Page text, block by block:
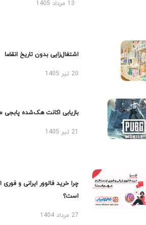
13 مرداد 1405
اشتغال‌زایی بدون تاریخ انقضا
20 تیر 1405
بازیابی اکانت هک‌شده پابجی
چرا خرید فالوور ایرانی و فوری
است؟
27 مرداد 1404